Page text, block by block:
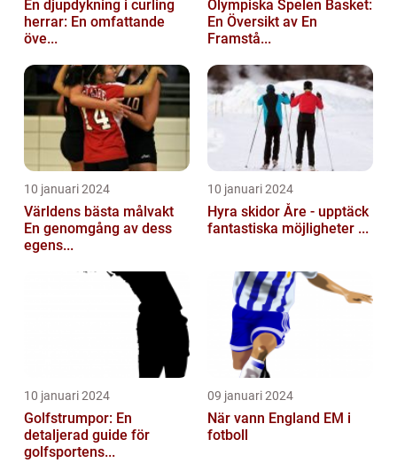
En djupdykning i curling
herrar: En omfattande
öve...
Olympiska Spelen Basket:
En Översikt av En
Framstå...
10 januari 2024
Världens bästa målvakt
En genomgång av dess
egens...
10 januari 2024
Hyra skidor Åre - upptäck
fantastiska möjligheter ...
10 januari 2024
Golfstrumpor: En
detaljerad guide för
golfsportens...
09 januari 2024
När vann England EM i
fotboll